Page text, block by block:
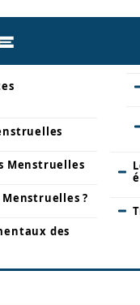
Menstruelles
?
des